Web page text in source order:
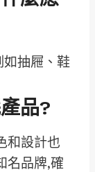
抽屜、鞋
品?
和設計也
名品牌,確